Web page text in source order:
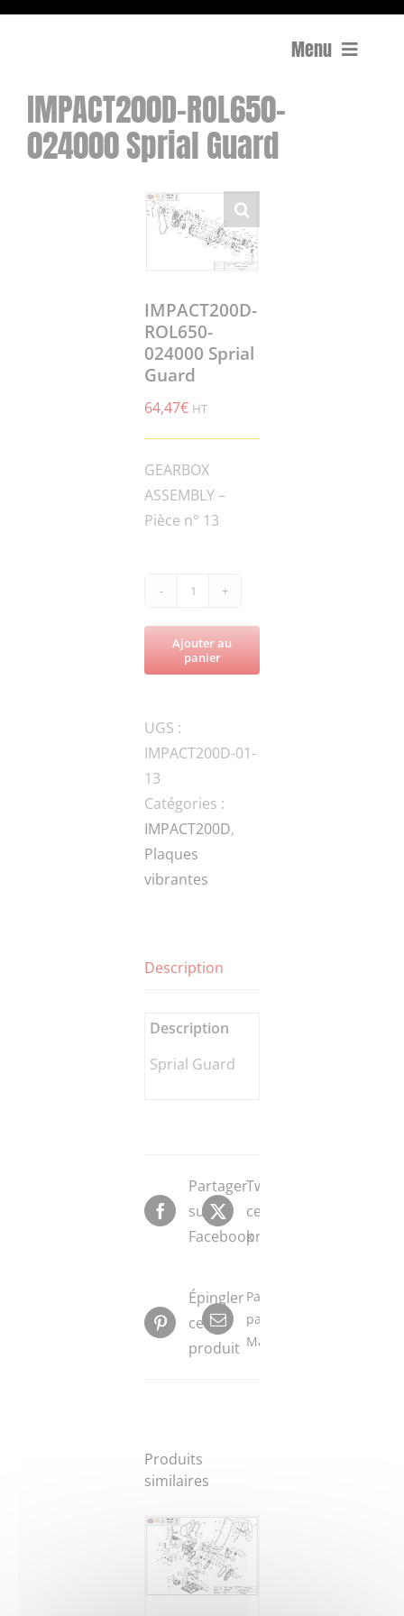
Menu
Compactage
Équipements de chantier
Surfaçage et rectification des sols
IMPACT200D-ROL650-
024000 Sprial Guard
IMPACT200D-
ROL650-
024000 Sprial
Guard
64,47€ HT
GEARBOX
ASSEMBLY –
Pièce n° 13
de
IMPACT200D-
ROL650-
Guard
Ajouter au
panier
UGS :
IMPACT200D-01-
13
Catégories :
IMPACT200D,
Plaques
vibrantes
Description
Description
Sprial Guard
Partager
sur
Facebook
Tweeter
ce
produit
Épingler
ce
produit
Partager
par
Mail
Produits
similaires